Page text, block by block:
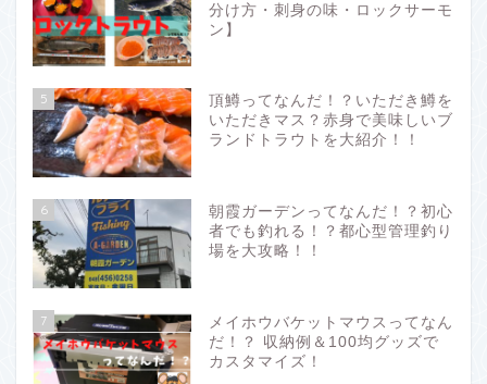
分け方・刺身の味・ロックサーモ
ン】
5
頂鱒ってなんだ！？いただき鱒を
いただきマス？赤身で美味しいブ
ランドトラウトを大紹介！！
6
朝霞ガーデンってなんだ！？初心
者でも釣れる！？都心型管理釣り
場を大攻略！！
7
メイホウバケットマウスってなん
だ！？ 収納例＆100均グッズで
カスタマイズ！